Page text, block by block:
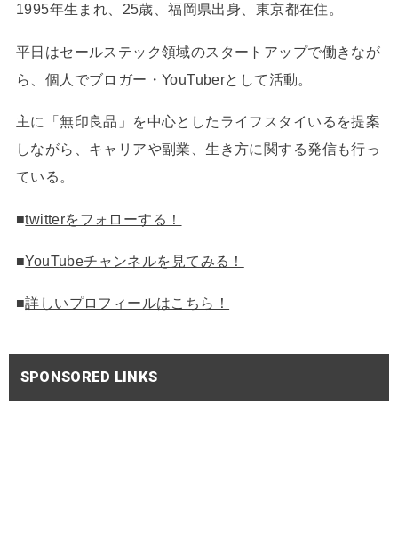
1995年生まれ、25歳、福岡県出身、東京都在住。
平日はセールステック領域のスタートアップで働きなが
ら、個人でブロガー・YouTuberとして活動。
主に「無印良品」を中心としたライフスタイいるを提案
しながら、キャリアや副業、生き方に関する発信も行っ
ている。
■twitterをフォローする！
■YouTubeチャンネルを見てみる！
■詳しいプロフィールはこちら！
SPONSORED LINKS